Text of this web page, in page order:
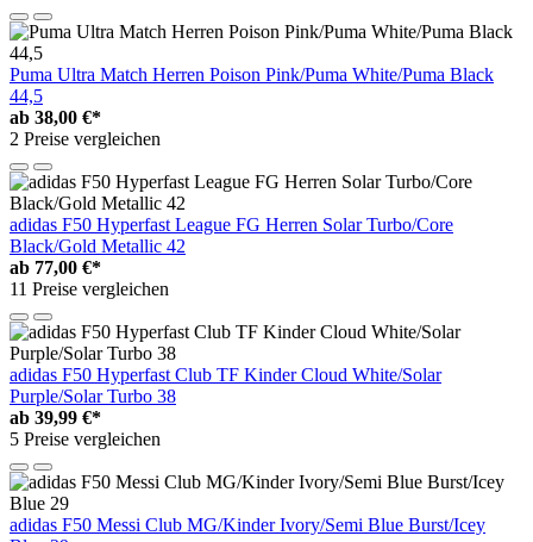
Puma Ultra Match Herren Poison Pink/Puma White/Puma Black
44,5
ab 38,00 €*
2 Preise vergleichen
adidas F50 Hyperfast League FG Herren Solar Turbo/Core
Black/Gold Metallic 42
ab 77,00 €*
11 Preise vergleichen
adidas F50 Hyperfast Club TF Kinder Cloud White/Solar
Purple/Solar Turbo 38
ab 39,99 €*
5 Preise vergleichen
adidas F50 Messi Club MG/Kinder Ivory/Semi Blue Burst/Icey